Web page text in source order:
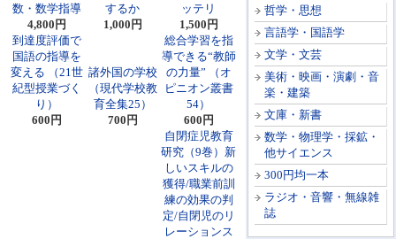
哲学・思想
言語学・国語学
文学・文芸
美術・映画・演劇・音
楽・建築
文庫・新書
数学・物理学・採鉱・
他サイエンス
300円均一本
ラジオ・音響・無線雑
誌
数・数学指導
4,800円
するか
1,000円
ッテリ
1,500円
到達度評価で
国語の指導を
変える （21世
紀型授業づく
り）
600円
諸外国の学校
（現代学校教
育全集25）
700円
総合学習を指
導できる“教師
の力量” （オ
ピニオン叢書
54）
600円
自閉症児教育
研究（9巻）新
しいスキルの
獲得/職業前訓
練の効果の判
定/自閉児のリ
レーションス